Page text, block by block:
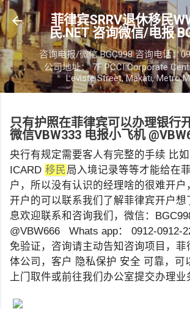
跳至主要内容
菲律宾SRRV退休移民
民.NET 咨询微信/电报
咨询电报/微信 BGC998 咨询电话：
公司地址： 7F PCCI Corporate
Leviste Street, Makati, Metro
只有护照在菲律宾可以办理银行
微信VBW333 电报小飞机
央行有规定需要客人有完整的手续 比
ICARD 移民 局入境记录等等才能给在
户，所以没有认识的经理啥的很难开户
开户的可以联系我们了解菲律宾开户想
息欢迎联系和咨询我们，微信：
@VBW666 Whats app： 0912-0912-
免验证，咨询请主动告知咨询项目，菲
体公司，客户 隐私保护 安全 可靠，可
上门取件或前往我们办公室提交办理业